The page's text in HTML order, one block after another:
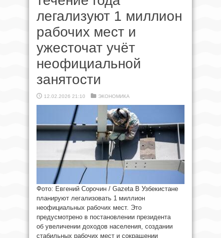
легализуют 1 миллион
рабочих мест и
ужесточат учёт
неофициальной
занятости
12.02.2026 21:10 ЭКОНОМИКА
Фото: Евгений Сорочин / Gazeta В Узбекистане
планируют легализовать 1 миллион
неофициальных рабочих мест. Это
предусмотрено в постановлении президента
об увеличении доходов населения, создании
стабильных рабочих мест и сокращении